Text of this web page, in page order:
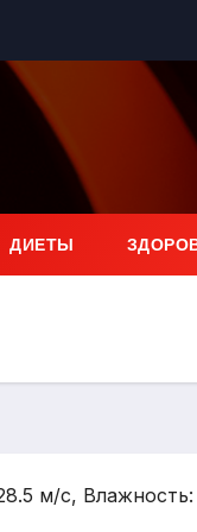
ДИЕТЫ
м/с,